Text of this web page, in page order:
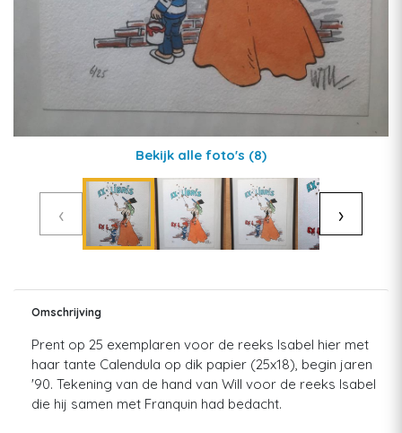
Bekijk alle foto's (8)
‹ ›
Omschrijving
Prent op 25 exemplaren voor de reeks Isabel hier met
haar tante Calendula op dik papier (25x18), begin jaren
'90. Tekening van de hand van Will voor de reeks Isabel
die hij samen met Franquin had bedacht.